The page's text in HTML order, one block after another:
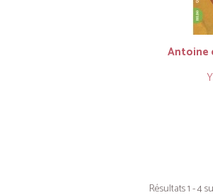
Antoine
Résultats 1 - 4